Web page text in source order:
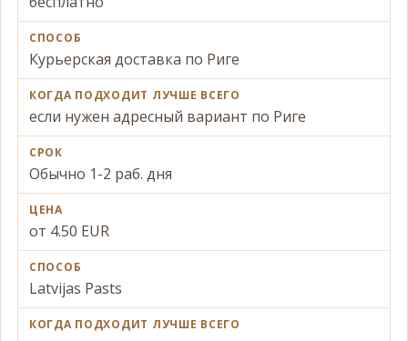
Курьерская доставка по Риге
если нужен адресный вариант по Риге
Обычно 1-2 раб. дня
от 4.50 EUR
Latvijas Pasts